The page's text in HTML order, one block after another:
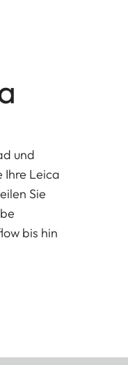
und
Leica
Sie
bis hin